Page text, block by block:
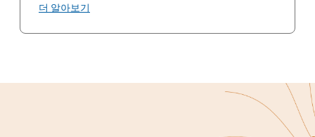
더 알아보기